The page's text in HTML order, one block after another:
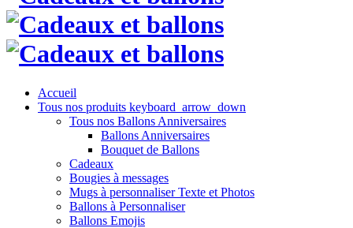
Accueil
Tous nos produits keyboard_arrow_down
Tous nos Ballons Anniversaires
Ballons Anniversaires
Bouquet de Ballons
Cadeaux
Bougies à messages
Mugs à personnaliser Texte et Photos
Ballons à Personnaliser
Ballons Emojis